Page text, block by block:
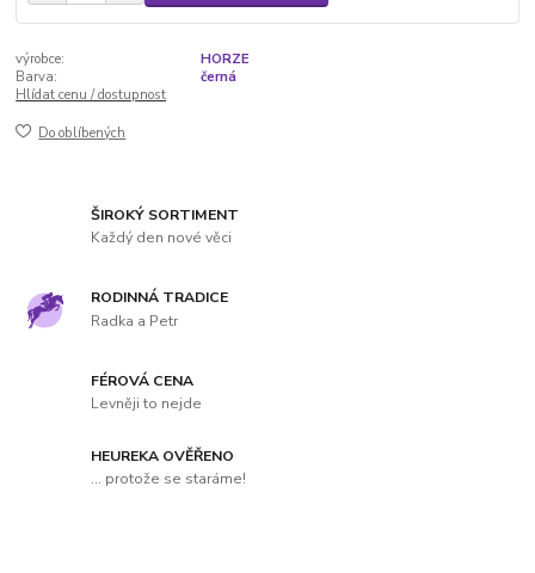
výrobce:
HORZE
Barva:
černá
Hlídat cenu / dostupnost
Do oblíbených
ŠIROKÝ SORTIMENT
Každý den nové věci
RODINNÁ TRADICE
Radka a Petr
FÉROVÁ CENA
Levněji to nejde
HEUREKA OVĚŘENO
... protože se staráme!